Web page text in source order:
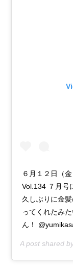
６月１２日（
Vol.134 ７月号
久しぶりに金
ってくれたみ
ん！
A post shared